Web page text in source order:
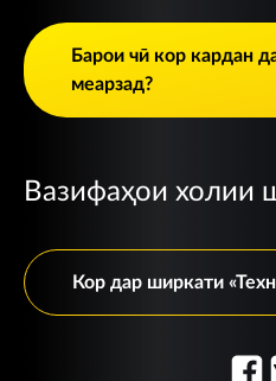
Барои чӣ кор кардан
меарзад?
Вазифаҳои холии
Кор дар ширкати